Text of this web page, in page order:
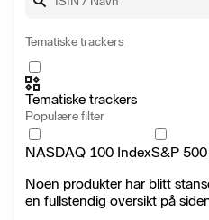
Tematiske trackers
Tematiske trackers
Populære filter
NASDAQ 100 IndexS&P
Noen produkter har blitt
en fullstendig oversikt på